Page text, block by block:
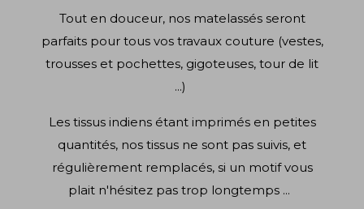
Tout en douceur, nos matelassés seront
parfaits pour tous vos travaux couture (vestes,
trousses et pochettes, gigoteuses, tour de lit
...)
Les tissus indiens étant imprimés en petites
quantités, nos tissus ne sont pas suivis, et
régulièrement remplacés, si un motif vous
plait n'hésitez pas trop longtemps ...